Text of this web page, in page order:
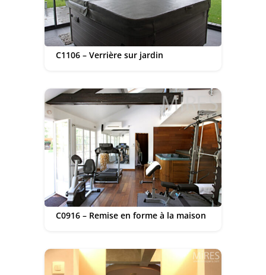
C1106 – Verrière sur jardin
C0916 – Remise en forme à la maison